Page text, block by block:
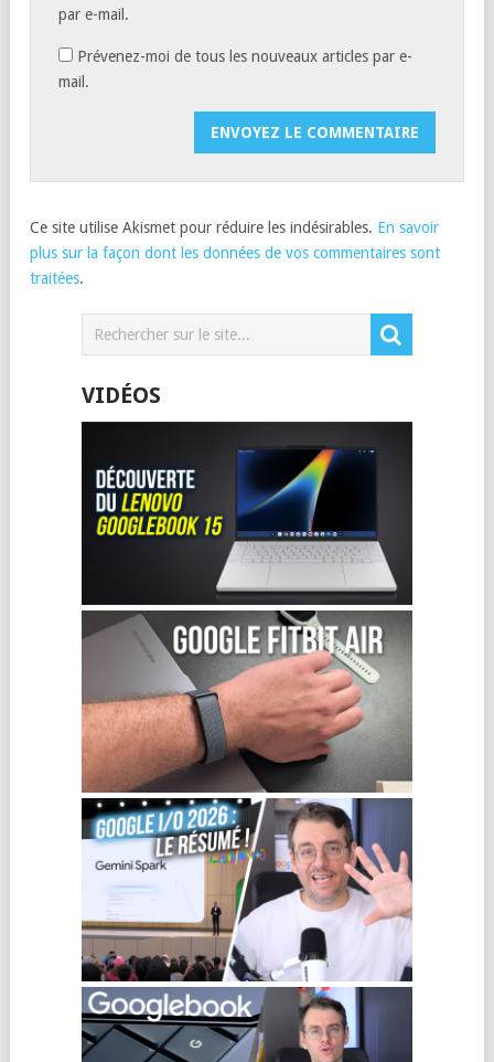
par e-mail.
Prévenez-moi de tous les nouveaux articles par e-
mail.
Ce site utilise Akismet pour réduire les indésirables. En savoir
plus sur la façon dont les données de vos commentaires sont
traitées.
VIDÉOS